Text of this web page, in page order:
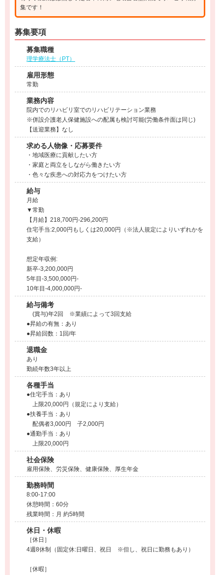
集です！
募集要項
募集職種
理学療法士（PT）
雇用形態
常勤
業務内容
院内でのリハビリ室でのリハビリテーション業務
※併設介護老人保健施設への配属も検討可能(労働条件面は同じ)
【送迎業務】なし
求める人物像・応募要件
・地域医療に貢献したい方
・家庭と両立をしながら働きたい方
・色々な疾患への対応力をつけたい方
給与
月給
▼常勤
【月給】218,700円-296,200円
住宅手当:2,000円もしくは20,000円（※法人規定によりいずれかを
支給）
想定年収例:
新卒-3,200,000円
5年目-3,500,000円-
10年目-4,000,000円-
給与備考
(賞与)年2回 ※業績によって3回支給
●昇給の有無：あり
●昇給回数：1回/年
退職金
あり
勤続年数3年以上
各種手当
●住宅手当：あり
上限20,000円（規定により支給）
●扶養手当：あり
配偶者3,000円 子2,000円
●通勤手当：あり
上限20,000円
社会保険
雇用保険、労災保険、健康保険、厚生年金
勤務時間
8:00-17:00
休憩時間：60分
残業時間：月 約5時間
休日・休暇
［休日］
4週8休制（固定休:日曜日、祝日 ※但し、祝日に勤務もあり）
［休暇］